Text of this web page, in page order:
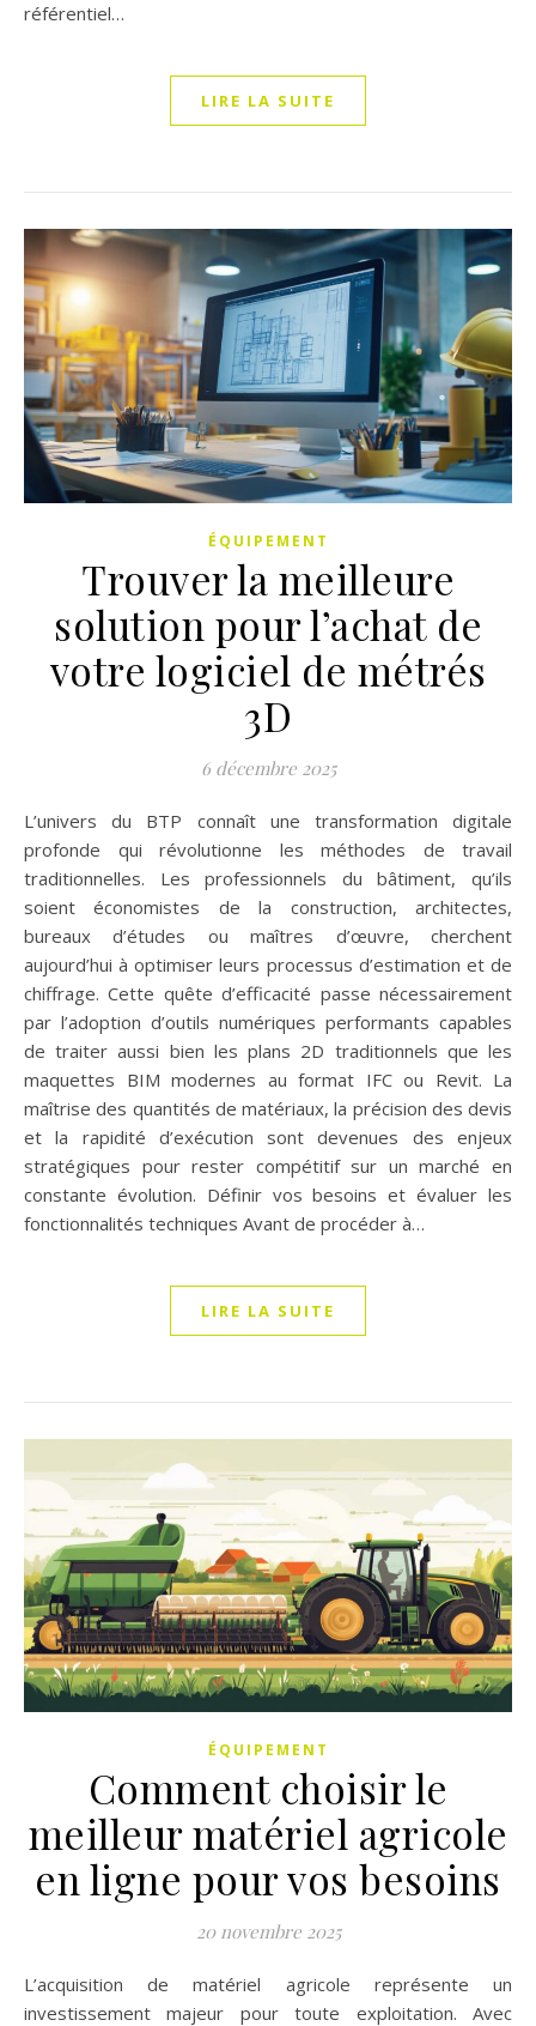
référentiel…
LIRE LA SUITE
ÉQUIPEMENT
Trouver la meilleure
solution pour l’achat de
votre logiciel de métrés
3D
6 décembre 2025
L’univers du BTP connaît une transformation digitale
profonde qui révolutionne les méthodes de travail
traditionnelles. Les professionnels du bâtiment, qu’ils
soient économistes de la construction, architectes,
bureaux d’études ou maîtres d’œuvre, cherchent
aujourd’hui à optimiser leurs processus d’estimation et de
chiffrage. Cette quête d’efficacité passe nécessairement
par l’adoption d’outils numériques performants capables
de traiter aussi bien les plans 2D traditionnels que les
maquettes BIM modernes au format IFC ou Revit. La
maîtrise des quantités de matériaux, la précision des devis
et la rapidité d’exécution sont devenues des enjeux
stratégiques pour rester compétitif sur un marché en
constante évolution. Définir vos besoins et évaluer les
fonctionnalités techniques Avant de procéder à…
LIRE LA SUITE
ÉQUIPEMENT
Comment choisir le
meilleur matériel agricole
en ligne pour vos besoins
20 novembre 2025
L’acquisition de matériel agricole représente un
investissement majeur pour toute exploitation. Avec